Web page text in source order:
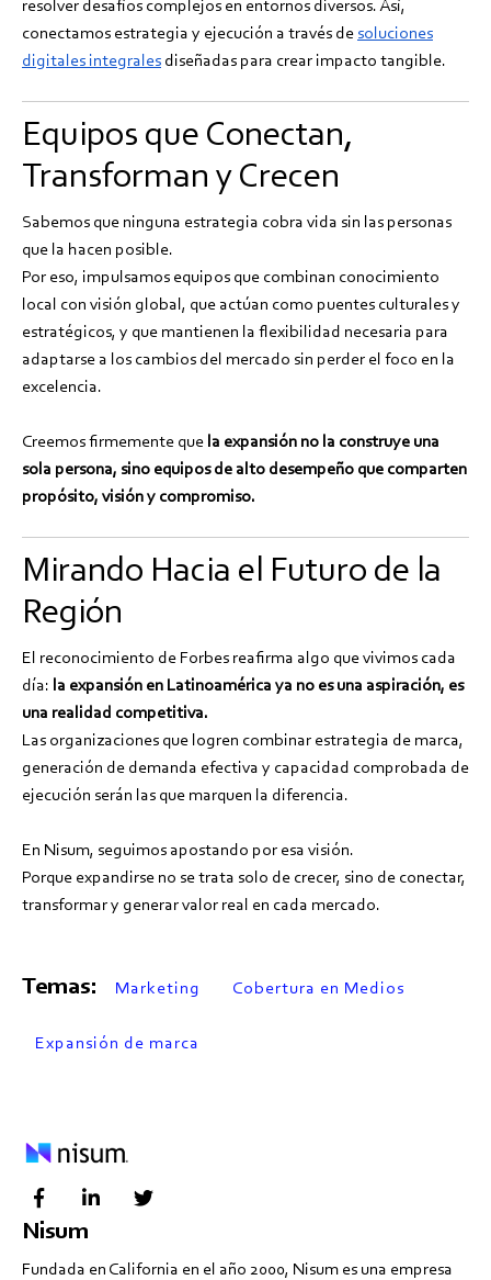
resolver desafíos complejos en entornos diversos. Así,
conectamos estrategia y ejecución a través de soluciones
digitales integrales diseñadas para crear impacto tangible.
Equipos que Conectan,
Transforman y Crecen
Sabemos que ninguna estrategia cobra vida sin las personas
que la hacen posible.
Por eso, impulsamos equipos que combinan conocimiento
local con visión global, que actúan como puentes culturales y
estratégicos, y que mantienen la flexibilidad necesaria para
adaptarse a los cambios del mercado sin perder el foco en la
excelencia.
Creemos firmemente que la expansión no la construye una
sola persona, sino equipos de alto desempeño que comparten
propósito, visión y compromiso.
Mirando Hacia el Futuro de la
Región
El reconocimiento de Forbes reafirma algo que vivimos cada
día: la expansión en Latinoamérica ya no es una aspiración, es
una realidad competitiva.
Las organizaciones que logren combinar estrategia de marca,
generación de demanda efectiva y capacidad comprobada de
ejecución serán las que marquen la diferencia.
En Nisum, seguimos apostando por esa visión.
Porque expandirse no se trata solo de crecer, sino de conectar,
transformar y generar valor real en cada mercado.
Temas: Marketing Cobertura en Medios
Expansión de marca
Nisum
Fundada en California en el año 2000, Nisum es una empresa